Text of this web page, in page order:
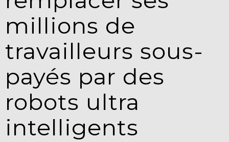
millions de
travailleurs sous-
payés par des
robots ultra
intelligents